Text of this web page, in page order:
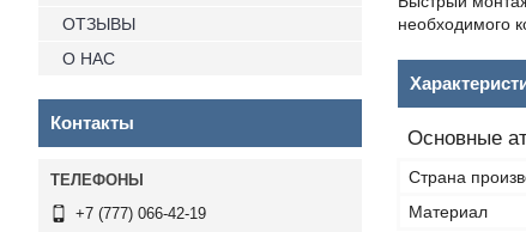
необходимого
Основные
Страна
Материал
ОТЗЫВЫ
О НАС
Контакты
+7 (777) 066-42-19